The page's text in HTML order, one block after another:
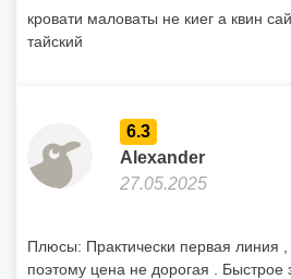
кровати маловаты не киег а квин
тайский
6.3
Alexander
27.05.2025
Плюсы: Практически первая линия ,
поэтому цена не дорогая . Быстрое